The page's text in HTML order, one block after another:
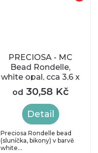
PRECIOSA - MC
Bead Rondelle,
white opal, cca 3,6 x
4 mm
od 30,58 Kč
Detail
Preciosa Rondelle bead
(sluníčka, bikony) v barvě
white...